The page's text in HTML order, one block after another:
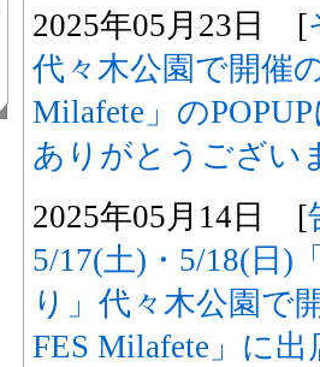
2025年05月23日 [
代々木公園で開催
Milafete」の
ありがとうござい
2025年05月14日 [
5/17(土)・5/18(日)
り」代々木公園で
FES Milafete」に出